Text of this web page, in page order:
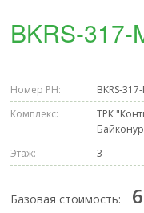
BKRS-317-
Номер РН:
BKRS-
Комплекс:
ТРК
Этаж:
3
Базовая стоимость: